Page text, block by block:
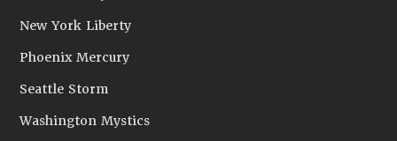
New York Liberty
Phoenix Mercury
Seattle Storm
Washington Mystics